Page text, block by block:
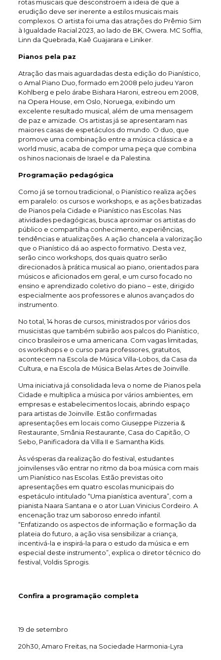
rotas musicais que desconstroem a ideia de que a
erudição deve ser inerente a estilos musicais mais
complexos. O artista foi uma das atrações do Prêmio Sim
à Igualdade Racial 2023, ao lado de BK, Owera. MC Soffia,
Linn da Quebrada, Kaê Guajarara e Liniker.
Pianos pela paz
Atração das mais aguardadas desta edição do Pianístico,
o Amal Piano Duo, formado em 2008 pelo judeu Yaron
Kohlberg e pelo árabe Bishara Haroni, estreou em 2008,
na Opera House, em Oslo, Noruega, exibindo um
excelente resultado musical, além de uma mensagem
de paz e amizade. Os artistas já se apresentaram nas
maiores casas de espetáculos do mundo. O duo, que
promove uma combinação entre a música clássica e a
world music, acaba de compor uma peça que combina
os hinos nacionais de Israel e da Palestina.
Programação pedagógica
Como já se tornou tradicional, o Pianístico realiza ações
em paralelo: os cursos e workshops, e as ações batizadas
de Pianos pela Cidade e Pianístico nas Escolas. Nas
atividades pedagógicas, busca aproximar os artistas do
público e compartilha conhecimento, experiências,
tendências e atualizações. A ação chancela a valorização
que o Pianístico dá ao aspecto formativo. Desta vez,
serão cinco workshops, dos quais quatro serão
direcionados à prática musical ao piano, orientados para
músicos e aficionados em geral, e um curso focado no
ensino e aprendizado coletivo do piano – este, dirigido
especialmente aos professores e alunos avançados do
instrumento.
No total, 14 horas de cursos, ministrados por vários dos
musicistas que também subirão aos palcos do Pianístico,
cinco brasileiros e uma americana. Com vagas limitadas,
os workshops e o curso para professores, gratuitos,
acontecem na Escola de Música Villa-Lobos, da Casa da
Cultura, e na Escola de Música Belas Artes de Joinville.
Uma iniciativa já consolidada leva o nome de Pianos pela
Cidade e multiplica a música por vários ambientes, em
empresas e estabelecimentos locais, abrindo espaço
para artistas de Joinville. Estão confirmadas
apresentações em locais como Giuseppe Pizzeria &
Restaurante, Smânia Restaurante, Casa do Capitão, O
Sebo, Panificadora da Villa II e Samantha Kids.
Às vésperas da realização do festival, estudantes
joinvilenses vão entrar no ritmo da boa música com mais
um Pianístico nas Escolas. Estão previstas oito
apresentações em quatro escolas municipais do
espetáculo intitulado “Uma pianística aventura”, com a
pianista Naara Santana e o ator Luan Vinicius Cordeiro. A
encenação traz um saboroso enredo infantil.
“Enfatizando os aspectos de informação e formação da
plateia do futuro, a ação visa sensibilizar a criança,
incentivá-la e inspirá-la para o estudo da música e em
especial deste instrumento”, explica o diretor técnico do
festival, Voldis Sprogis.
Confira a programação completa
19 de setembro
20h30, Amaro Freitas, na Sociedade Harmonia-Lyra